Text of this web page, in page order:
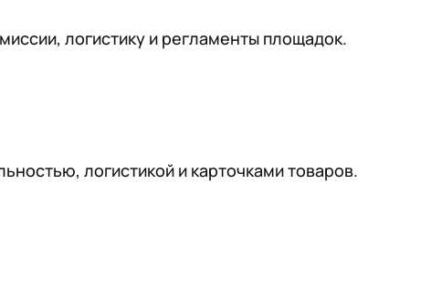
логистику и регламенты площадок.
логистикой и карточками товаров.